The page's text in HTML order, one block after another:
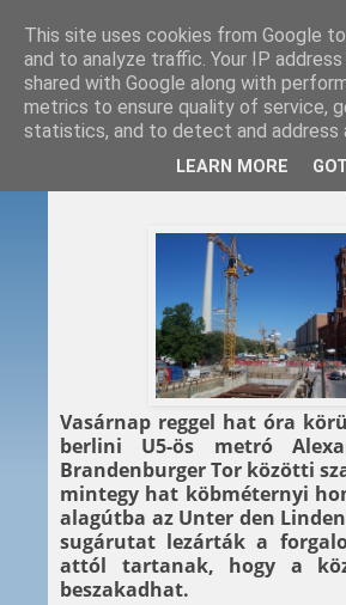
2014. 08. 18.
Beszakadt a
Vasárnap reggel hat óra
berlini U5-ös metró
Brandenburger Tor közötti
mintegy hat köbméternyi
alagútba az Unter den
sugárutat lezárták a
attól tartanak, hogy a
beszakadhat.
This site uses cookies from Google
and to analyze traffic. Your IP
shared with Google along with
metrics to ensure quality of service,
statistics, and to detect and address
LEARN MORE